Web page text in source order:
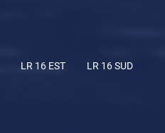
LR 16 EST LR 16 SUD